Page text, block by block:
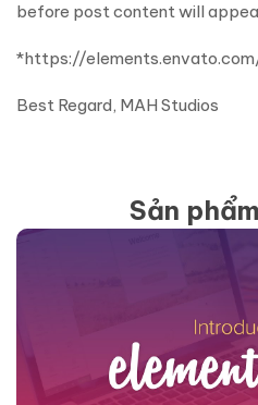
before post content will
*https://
Best Regard, MAH Studios
Sản